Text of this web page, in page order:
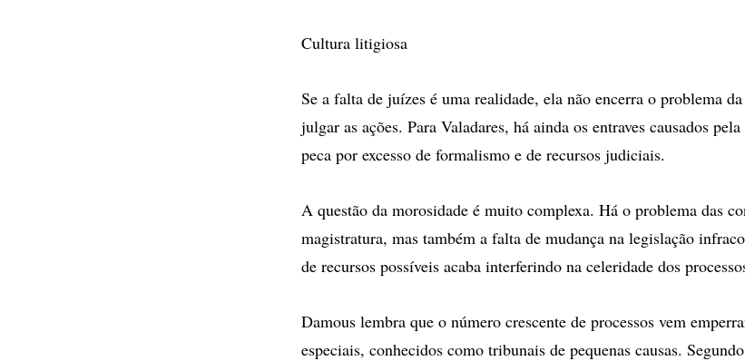
Cultura litigiosa
Se a falta de juízes é uma realidade, ela não encerra o problema
julgar as ações. Para Valadares, há ainda os entraves causados
peca por excesso de formalismo e de recursos judiciais.
A questão da morosidade é muito complexa. Há o problema das
magistratura, mas também a falta de mudança na legislação
de recursos possíveis acaba interferindo na celeridade dos
Damous lembra que o número crescente de processos vem
especiais, conhecidos como tribunais de pequenas causas.